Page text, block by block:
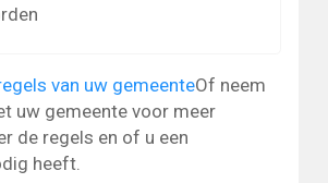
van uw gemeenteOf neem
uw gemeente voor meer
de regels en of u een
heeft.